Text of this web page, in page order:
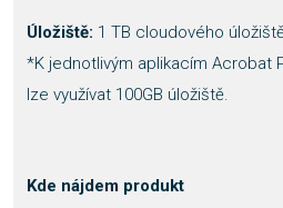
Úložiště: 1 TB cloudového
*K jednotlivým aplikacím Acrobat
lze využívat 100GB úložiště.
Kde nájdem produkt